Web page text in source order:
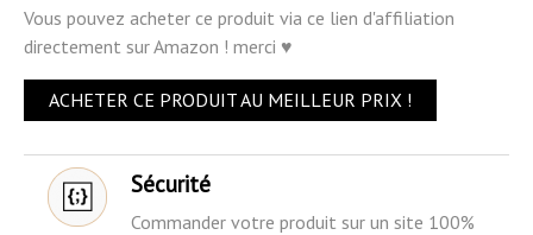
Vous pouvez acheter ce produit via ce lien d'affiliation
directement sur Amazon ! merci ♥
ACHETER CE PRODUIT AU MEILLEUR PRIX !
Sécurité
Commander votre produit sur un site 100%